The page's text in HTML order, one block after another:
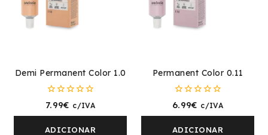
Demi Permanent Color 1.0
0
5
7.99€ c/IVA
ADICIONAR
Permanent Color 0.11
0
5
6.99€ c/IVA
ADICIONAR